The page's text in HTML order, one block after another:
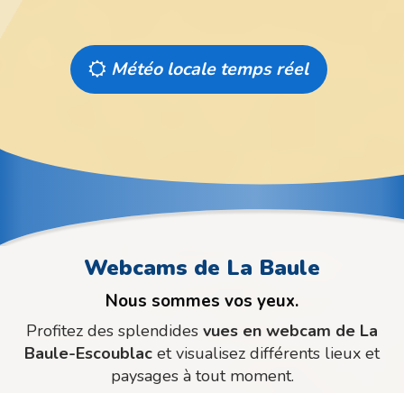
Météo locale temps réel
Webcams de La Baule
Nous sommes vos yeux.
Profitez des splendides vues en webcam de La
Baule-Escoublac et visualisez différents lieux et
paysages à tout moment.